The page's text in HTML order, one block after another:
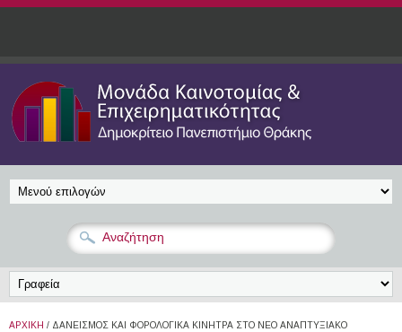
Παράκαμψη προς το κυρίως περιεχόμενο
ΑΡΧΙΚΉ / ΔΑΝΕΙΣΜΌΣ ΚΑΙ ΦΟΡΟΛΟΓΙΚΆ ΚΊΝΗΤΡΑ ΣΤΟ ΝΈΟ ΑΝΑΠΤΥΞΙΑΚΌ